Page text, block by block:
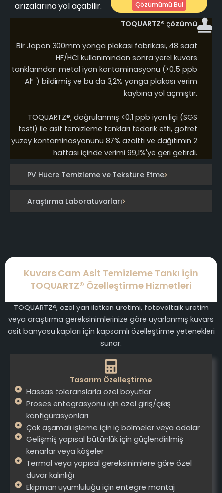
PV Hücre Temizleme ve Tekstüre Etme
Araştırma Laboratuvarları
arızalarına yol açabilir.
Çözümümü Bul
TOQUARTZ® çözümü
Bir Japon 300mm yonga plakası fabrikası, 48 saat
HF/HCl kullanımından sonra yerel kuvars
tanklarından metal iyon kontaminasyonu (>0,5 ppb
Al³⁺) bildirmiş ve bu da 3,2% yonga plakası verim
kaybına yol açmıştır.
TOQUARTZ®, doğrulanmış <0,1 ppb iyon liçi (SGS
testi) ile asit temizleme tankları tedarik etti, gofret
yüzey kontaminasyonunu 87% azalttı ve dağıtımın 2
haftası içinde verimi 99,1%'ye geri getirdi.
Kuvars Cam Asit Temizleme Tankı için
TOQUARTZ® Özelleştirme Hizmetleri
TOQUARTZ®, özel yarı iletken üretimi, fotovoltaik üretim
veya araştırma gereksinimlerinize göre uyarlanmış kuvars
asit banyosu kapları için kapsamlı özelleştirme yetenekleri
sunar.
Tasarım Özelleştirme
Hassas toleranslarla özel boyutlar
Proses entegrasyonu için özel giriş/çıkış
konfigürasyonları
Çok aşamalı işleme için iç bölmeler veya odalar
Gelişmiş yapısal bütünlük için güçlendirilmiş
kenarlar veya köşeler
Termal veya yapısal gereksinimlere göre özel
duvar kalınlığı
Ekipman uyumluluğu için entegre montaj